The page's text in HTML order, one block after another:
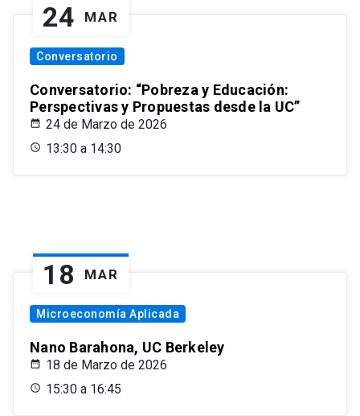
24 MAR
Conversatorio
Conversatorio: “Pobreza y Educación:
Perspectivas y Propuestas desde la UC”
24 de Marzo de 2026
13:30 a 14:30
18 MAR
Microeconomía Aplicada
Nano Barahona, UC Berkeley
18 de Marzo de 2026
15:30 a 16:45